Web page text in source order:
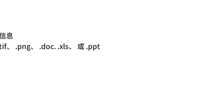
息
、 .png、 .doc. .xls、 或 .ppt